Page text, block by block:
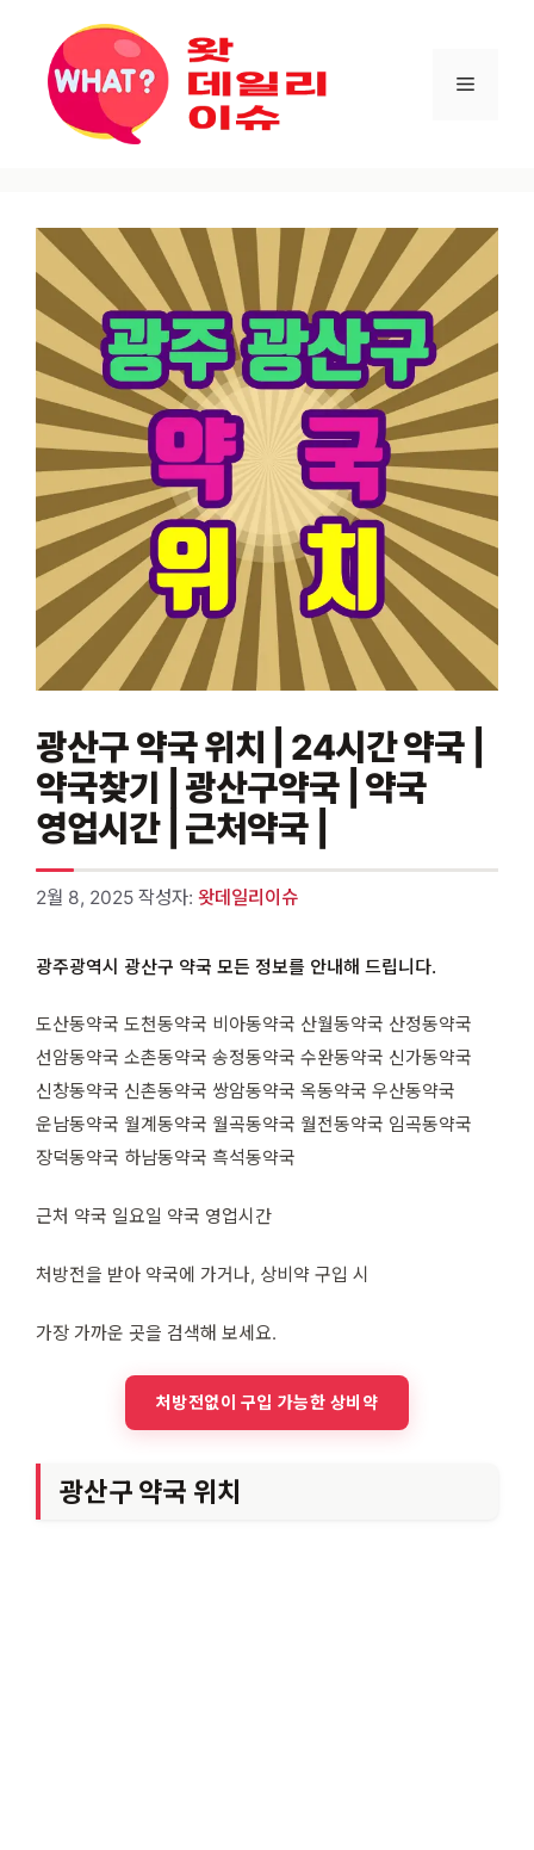
건너뛰기
메뉴
광산구 약국 위치 | 24시간 약국 |
약국찾기 | 광산구약국 | 약국
영업시간 | 근처약국 |
2월 8, 2025 작성자: 왓데일리이슈
광주광역시 광산구 약국 모든 정보를 안내해 드립니다.
도산동약국 도천동약국 비아동약국 산월동약국 산정동약국
선암동약국 소촌동약국 송정동약국 수완동약국 신가동약국
신창동약국 신촌동약국 쌍암동약국 옥동약국 우산동약국
운남동약국 월계동약국 월곡동약국 월전동약국 임곡동약국
장덕동약국 하남동약국 흑석동약국
근처 약국 일요일 약국 영업시간
처방전을 받아 약국에 가거나, 상비약 구입 시
가장 가까운 곳을 검색해 보세요.
처방전없이 구입 가능한 상비약
광산구 약국 위치